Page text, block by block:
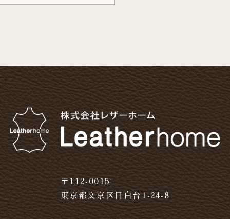
〒112-0015
東京都文京区目白台1-24-8